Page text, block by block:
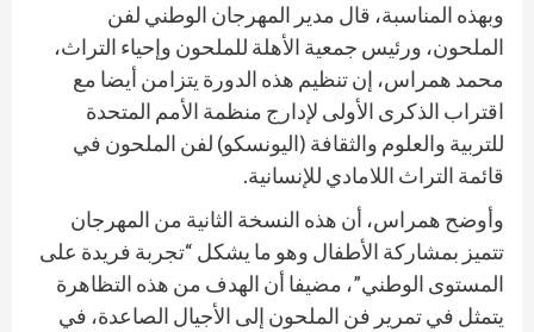
وبهذه المناسبة، قال مدير المهرجان الوطني لفن
الملحون، ورئيس جمعية الأهلة للملحون وإحياء التراث،
محمد همراس، إن تنظيم هذه الدورة يتزامن أيضا مع
اقتراب الذكرى الأولى لإدارج منظمة الأمم المتحدة
للتربية والعلوم والثقافة (اليونسكو) لفن الملحون في
قائمة التراث اللامادي للإنسانية.
وأوضح همراس، أن هذه النسخة الثانية من المهرجان
تتميز بمشاركة الأطفال وهو ما يشكل “تجربة فريدة على
المستوى الوطني”، مضيفا أن الهدف من هذه التظاهرة
يتمثل في تمرير فن الملحون إلى الأجيال الصاعدة، في